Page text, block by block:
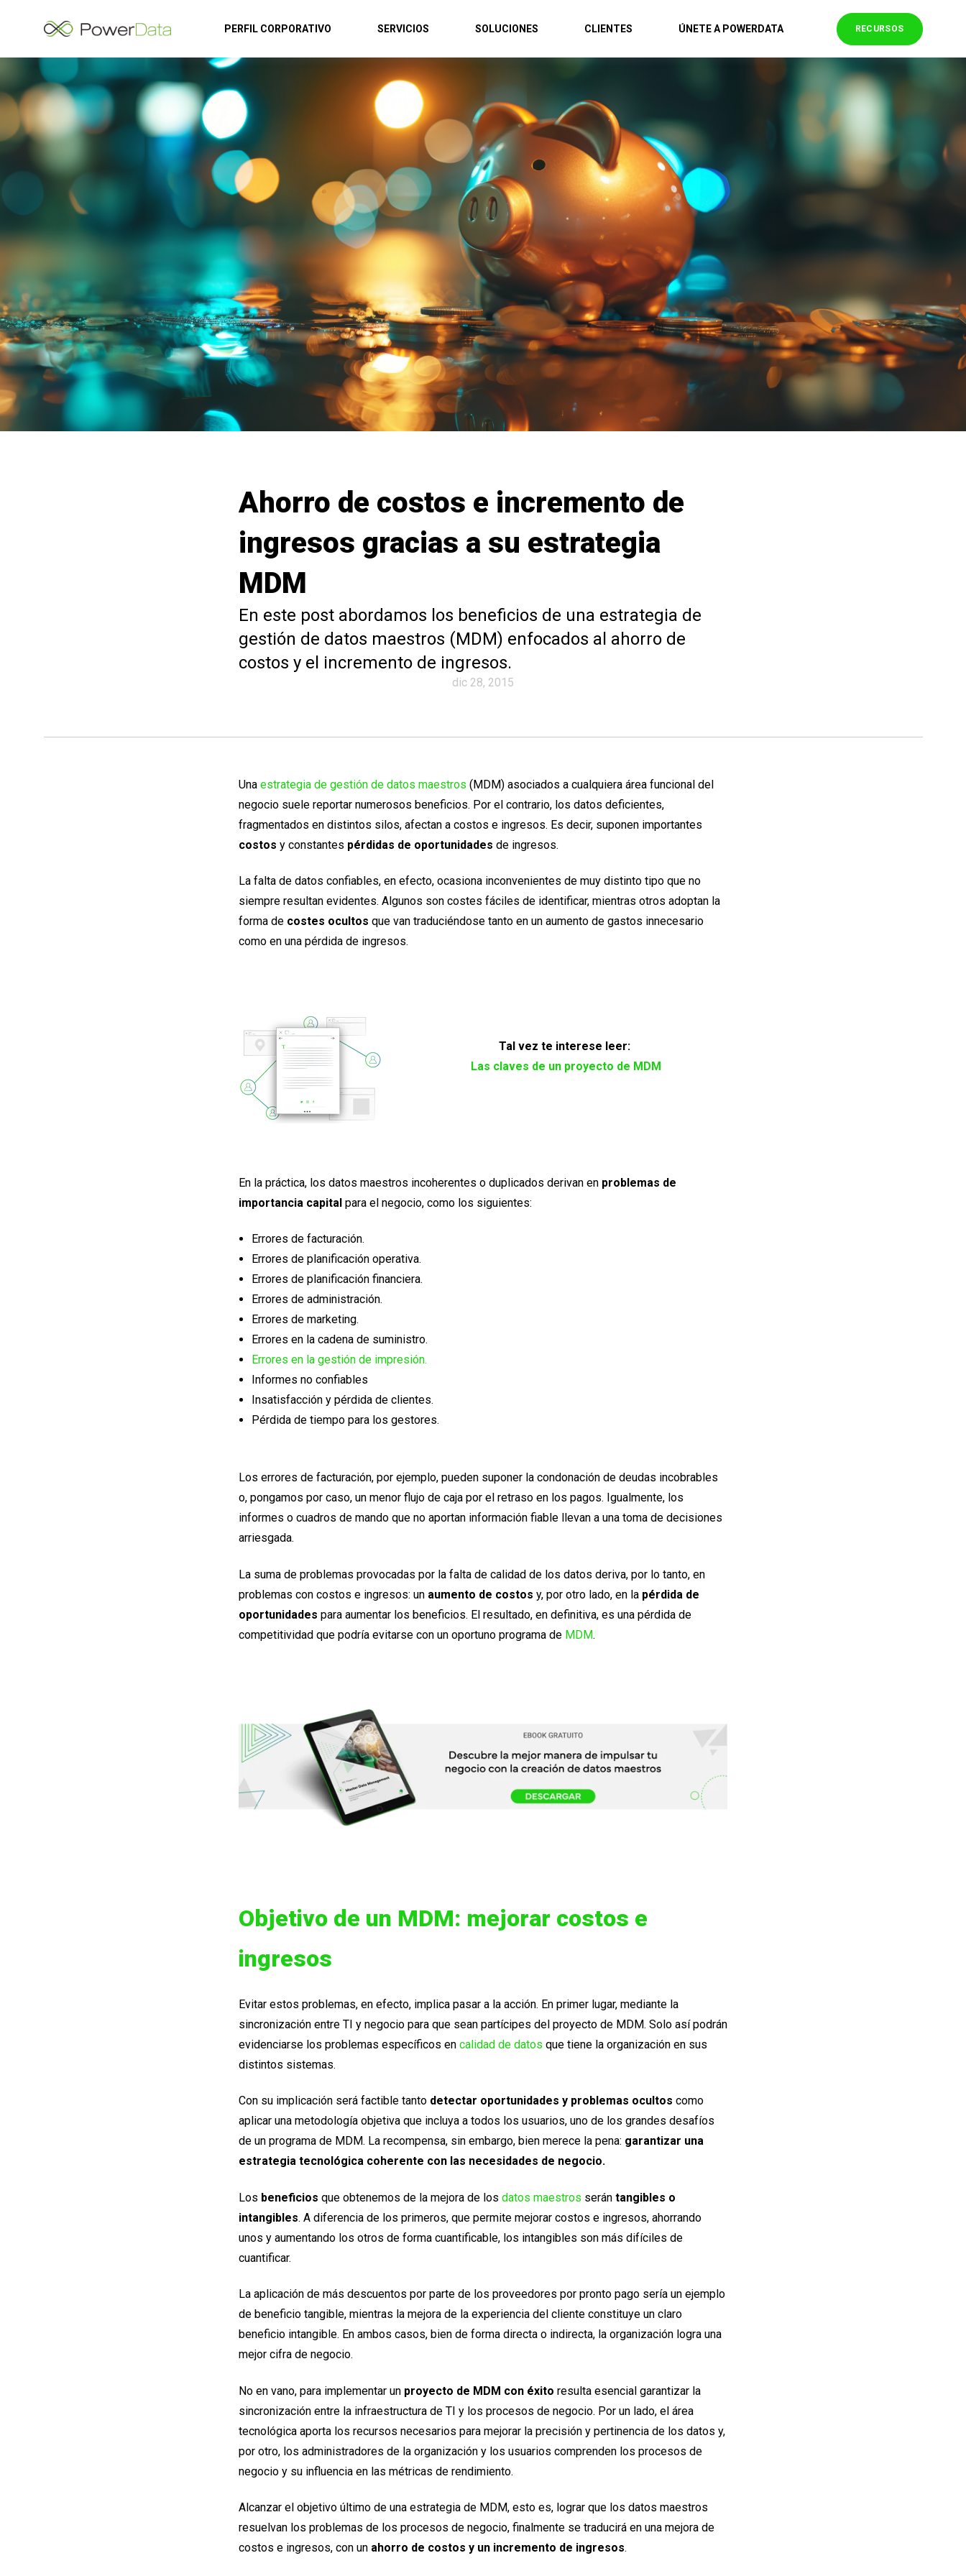
PERFIL CORPORATIVO SERVICIOS SOLUCIONES CLIENTES ÚNETE A POWERDATA RECURSOS
Ahorro de costos e incremento de
ingresos gracias a su estrategia
MDM
En este post abordamos los beneficios de una estrategia de
gestión de datos maestros (MDM) enfocados al ahorro de
costos y el incremento de ingresos.
dic 28, 2015
Una estrategia de gestión de datos maestros (MDM) asociados a cualquiera área funcional del
negocio suele reportar numerosos beneficios. Por el contrario, los datos deficientes,
fragmentados en distintos silos, afectan a costos e ingresos. Es decir, suponen importantes
costos y constantes pérdidas de oportunidades de ingresos.
La falta de datos confiables, en efecto, ocasiona inconvenientes de muy distinto tipo que no
siempre resultan evidentes. Algunos son costes fáciles de identificar, mientras otros adoptan la
forma de costes ocultos que van traduciéndose tanto en un aumento de gastos innecesario
como en una pérdida de ingresos.
Tal vez te interese leer:
Las claves de un proyecto de MDM
En la práctica, los datos maestros incoherentes o duplicados derivan en problemas de
importancia capital para el negocio, como los siguientes:
Errores de facturación.
Errores de planificación operativa.
Errores de planificación financiera.
Errores de administración.
Errores de marketing.
Errores en la cadena de suministro.
Errores en la gestión de impresión.
Informes no confiables
Insatisfacción y pérdida de clientes.
Pérdida de tiempo para los gestores.
Los errores de facturación, por ejemplo, pueden suponer la condonación de deudas incobrables
o, pongamos por caso, un menor flujo de caja por el retraso en los pagos. Igualmente, los
informes o cuadros de mando que no aportan información fiable llevan a una toma de decisiones
arriesgada.
La suma de problemas provocadas por la falta de calidad de los datos deriva, por lo tanto, en
problemas con costos e ingresos: un aumento de costos y, por otro lado, en la pérdida de
oportunidades para aumentar los beneficios. El resultado, en definitiva, es una pérdida de
competitividad que podría evitarse con un oportuno programa de MDM.
Objetivo de un MDM: mejorar costos e
ingresos
Evitar estos problemas, en efecto, implica pasar a la acción. En primer lugar, mediante la
sincronización entre TI y negocio para que sean partícipes del proyecto de MDM. Solo así podrán
evidenciarse los problemas específicos en calidad de datos que tiene la organización en sus
distintos sistemas.
Con su implicación será factible tanto detectar oportunidades y problemas ocultos como
aplicar una metodología objetiva que incluya a todos los usuarios, uno de los grandes desafíos
de un programa de MDM. La recompensa, sin embargo, bien merece la pena: garantizar una
estrategia tecnológica coherente con las necesidades de negocio.
Los beneficios que obtenemos de la mejora de los datos maestros serán tangibles o
intangibles. A diferencia de los primeros, que permite mejorar costos e ingresos, ahorrando
unos y aumentando los otros de forma cuantificable, los intangibles son más difíciles de
cuantificar.
La aplicación de más descuentos por parte de los proveedores por pronto pago sería un ejemplo
de beneficio tangible, mientras la mejora de la experiencia del cliente constituye un claro
beneficio intangible. En ambos casos, bien de forma directa o indirecta, la organización logra una
mejor cifra de negocio.
No en vano, para implementar un proyecto de MDM con éxito resulta esencial garantizar la
sincronización entre la infraestructura de TI y los procesos de negocio. Por un lado, el área
tecnológica aporta los recursos necesarios para mejorar la precisión y pertinencia de los datos y,
por otro, los administradores de la organización y los usuarios comprenden los procesos de
negocio y su influencia en las métricas de rendimiento.
Alcanzar el objetivo último de una estrategia de MDM, esto es, lograr que los datos maestros
resuelvan los problemas de los procesos de negocio, finalmente se traducirá en una mejora de
costos e ingresos, con un ahorro de costos y un incremento de ingresos.